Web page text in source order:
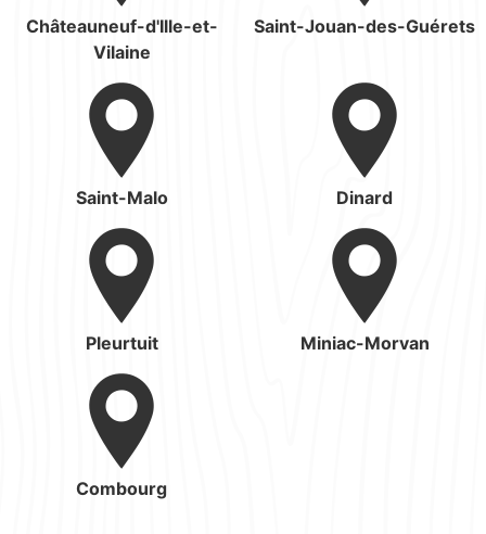
Châteauneuf-d'Ille-et-
Vilaine
Saint-Jouan-des-Guérets
Saint-Malo Dinard
Pleurtuit Miniac-Morvan
Combourg